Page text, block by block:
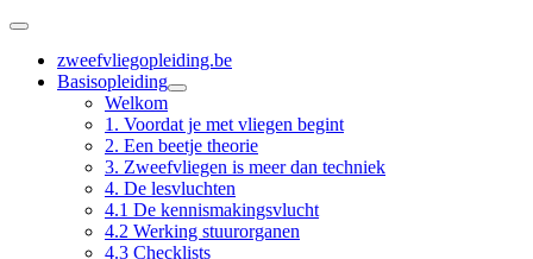
zweefvliegopleiding.be
Basisopleiding
Welkom
1. Voordat je met vliegen begint
2. Een beetje theorie
3. Zweefvliegen is meer dan techniek
4. De lesvluchten
4.1 De kennismakingsvlucht
4.2 Werking stuurorganen
4.3 Checklists